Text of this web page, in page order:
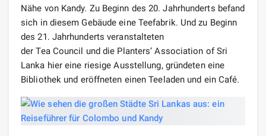
Nähe von Kandy. Zu Beginn des 20. Jahrhunderts befand
sich in diesem Gebäude eine Teefabrik. Und zu Beginn
des 21. Jahrhunderts veranstalteten
der Tea Council und die Planters‘ Association of Sri
Lanka hier eine riesige Ausstellung, gründeten eine
Bibliothek und eröffneten einen Teeladen und ein Café.